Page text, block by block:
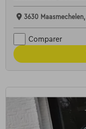
3630 Maasmechelen,
Comparer